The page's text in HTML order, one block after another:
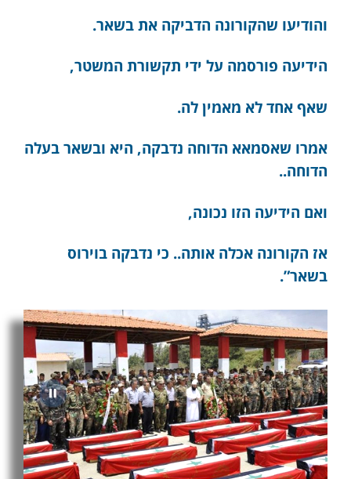
והודיעו שהקורונה הדביקה את בשאר.
הידיעה פורסמה על ידי תקשורת המשטר,
שאף אחד לא מאמין לה.
אמרו שאסמאא הדוחה נדבקה, היא ובשאר בעלה
הדוחה..
ואם הידיעה הזו נכונה,
אז הקורונה אכלה אותה.. כי נדבקה בוירוס
בשאר”.